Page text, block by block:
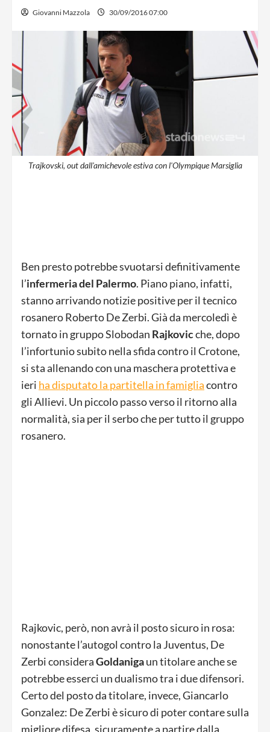
Giovanni Mazzola 30/09/2016 07:00
Trajkovski, out dall'amichevole estiva con l'Olympique Marsiglia
Ben presto potrebbe svuotarsi definitivamente
l’infermeria del Palermo. Piano piano, infatti,
stanno arrivando notizie positive per il tecnico
rosanero Roberto De Zerbi. Già da mercoledì è
tornato in gruppo Slobodan Rajkovicche, dopo
l’infortunio subito nella sfida contro il Crotone,
si sta allenando con una maschera protettiva e
ieri ha disputato la partitella in famigliacontro
gli Allievi. Un piccolo passo verso il ritorno alla
normalità, sia per il serbo che per tutto il gruppo
rosanero.
Rajkovic, però, non avrà il posto sicuro in rosa:
nonostante l’autogol contro la Juventus, De
Zerbi consideraGoldanigaun titolare anche se
potrebbe esserci un dualismo tra i due difensori.
Certo del posto da titolare, invece, Giancarlo
Gonzalez: De Zerbi è sicuro di poter contare sulla
migliore difesa, sicuramente a partire dalla